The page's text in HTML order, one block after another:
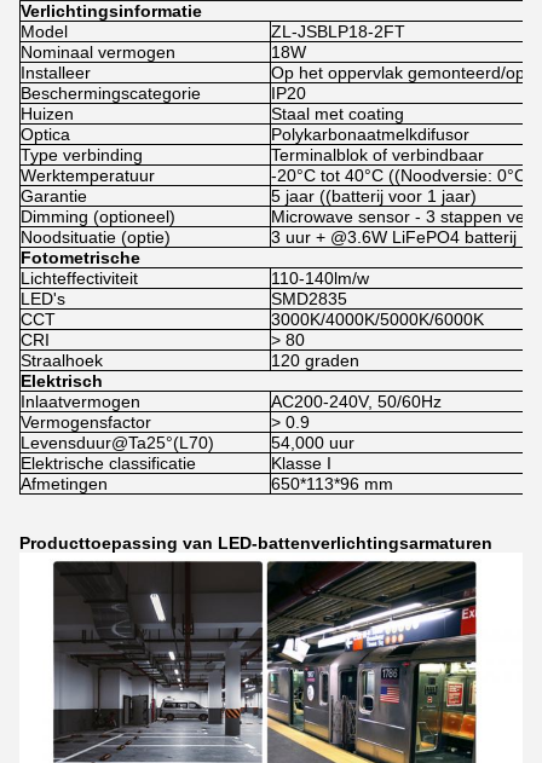
Verlichtingsinformatie
Model
ZL-JSBLP18-2FT
Nominaal vermogen
18W
Installeer
Op het oppervlak gemonteerd/
Beschermingscategorie
IP20
Huizen
Staal met coating
Optica
Polykarbonaatmelkdifusor
Type verbinding
Terminalblok of verbindbaar
Werktemperatuur
-20°C tot 40°C ((Noodversie: 0°C
Garantie
5 jaar ((batterij voor 1 jaar)
Dimming (optioneel)
Microwave sensor - 3 stappen
Noodsituatie (optie)
3 uur + @3.6W LiFePO4 batterij
Fotometrische
Lichteffectiviteit
110-140lm/w
LED's
SMD2835
CCT
3000K/4000K/5000K/6000K
CRI
> 80
Straalhoek
120 graden
Elektrisch
Inlaatvermogen
AC200-240V, 50/60Hz
Vermogensfactor
> 0.9
Levensduur@Ta25°(L70)
54,000 uur
Elektrische classificatie
Klasse I
Afmetingen
650*113*96 mm
Producttoepassing van LED-battenverlichtingsarmaturen